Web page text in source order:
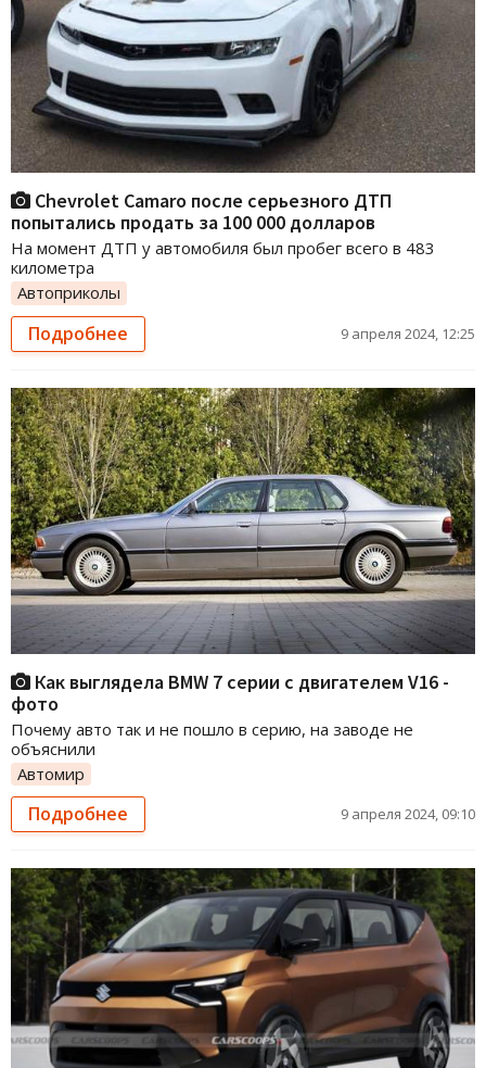
Chevrolet Camaro после серьезного ДТП
попытались продать за 100 000 долларов
На момент ДТП у автомобиля был пробег всего в 483
километра
Автоприколы
Подробнее 9 апреля 2024, 12:25
Как выглядела BMW 7 серии с двигателем V16 -
фото
Почему авто так и не пошло в серию, на заводе не
объяснили
Автомир
Подробнее 9 апреля 2024, 09:10